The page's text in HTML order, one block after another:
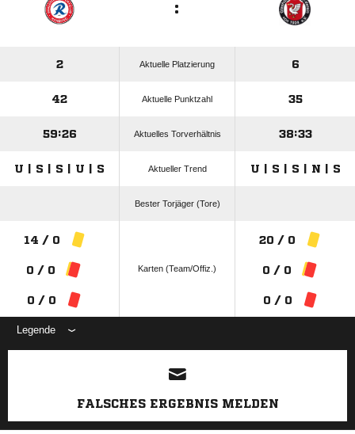
:
2 Aktuelle Platzierung 6
42 Aktuelle Punktzahl 35
59:26 Aktuelles Torverhältnis 38:33
U | S | S | U | S Aktueller Trend U | S | S | N | S
Bester Torjäger (Tore)
14 / 0
0 / 0
0 / 0
Karten (Team/Offiz.)
20 / 0
0 / 0
0 / 0
Legende
ANZEIGE
FALSCHES ERGEBNIS MELDEN